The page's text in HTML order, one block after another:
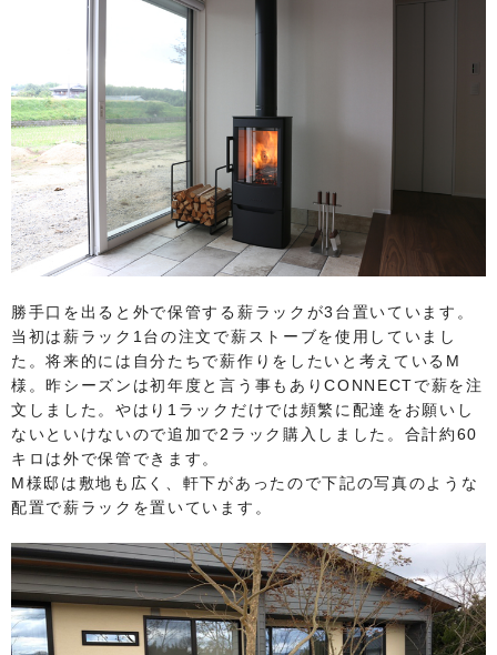
勝手口を出ると外で保管する薪ラックが3台置いています。
当初は薪ラック1台の注文で薪ストーブを使用していまし
た。将来的には自分たちで薪作りをしたいと考えているM
様。昨シーズンは初年度と言う事もありCONNECTで薪を注
文しました。やはり1ラックだけでは頻繁に配達をお願いし
ないといけないので追加で2ラック購入しました。合計約60
キロは外で保管できます。
M様邸は敷地も広く、軒下があったので下記の写真のような
配置で薪ラックを置いています。